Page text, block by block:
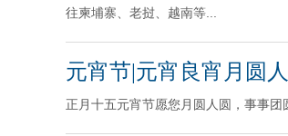
往柬埔寨、老挝、越南等...
元宵节|元宵良宵月圆人
正月十五元宵节愿您月圆人圆，事事团